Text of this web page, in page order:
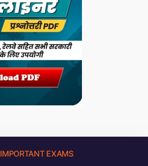
IMPORTANT EXAMS